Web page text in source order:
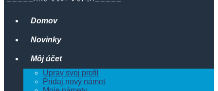
Domov
Novinky
Môj účet
Uprav svoj profil
Pridaj nový námet